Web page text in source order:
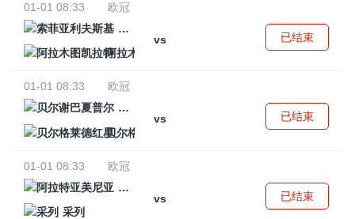
01-01 08:33
欧冠
索菲亚利夫斯基
vs
阿拉木图凯拉特
已结束
01-01 08:33
欧冠
贝尔谢巴夏普尔
vs
贝尔格莱德红星
已结束
01-01 08:33
欧冠
阿拉特亚美尼亚
vs
采列
已结束